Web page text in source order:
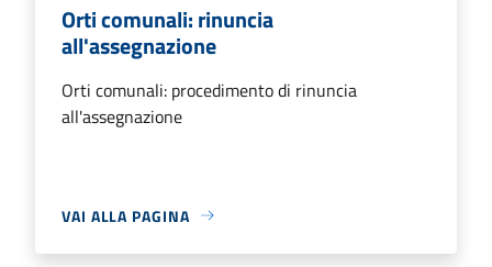
Orti comunali: rinuncia
all'assegnazione
Orti comunali: procedimento di rinuncia
all'assegnazione
VAI ALLA PAGINA